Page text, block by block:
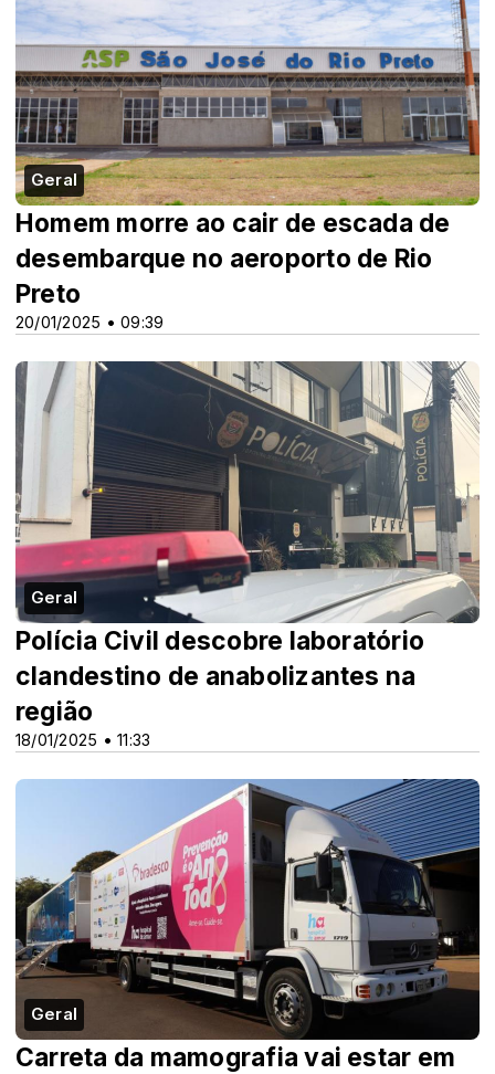
Geral
20/01/2025 • 09:39
Homem morre ao cair de escada de
desembarque no aeroporto de Rio
Preto
Geral
18/01/2025 • 11:33
Polícia Civil descobre laboratório
clandestino de anabolizantes na
região
Geral
Carreta da mamografia vai estar em